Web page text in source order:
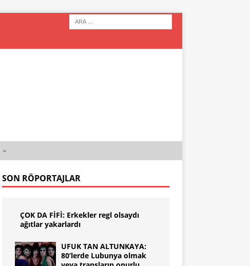
SON RÖPORTAJLAR
ÇOK DA FİFİ: Erkekler regl olsaydı
ağıtlar yakarlardı
UFUK TAN ALTUNKAYA:
80’lerde Lubunya olmak